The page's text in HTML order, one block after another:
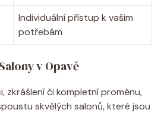
Individuální přístup k vašim
potřebám
v Opavě
zkrášlení či kompletní proměnu,
skvělých salonů, které jsou